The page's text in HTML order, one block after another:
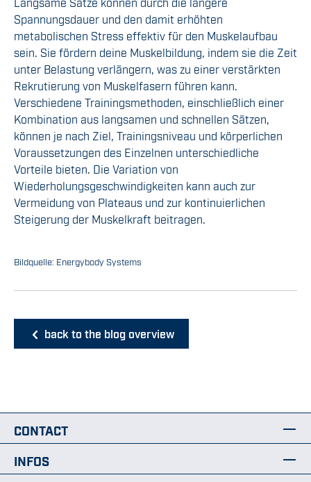
Spannungsdauer und den damit erhöhten
metabolischen Stress effektiv für den Muskelaufbau
sein. Sie fördern deine Muskelbildung, indem sie die Zeit
unter Belastung verlängern, was zu einer verstärkten
Rekrutierung von Muskelfasern führen kann.
Verschiedene Trainingsmethoden, einschließlich einer
Kombination aus langsamen und schnellen Sätzen,
können je nach Ziel, Trainingsniveau und körperlichen
Voraussetzungen des Einzelnen unterschiedliche
Vorteile bieten. Die Variation von
Wiederholungsgeschwindigkeiten kann auch zur
Vermeidung von Plateaus und zur kontinuierlichen
Steigerung der Muskelkraft beitragen.
Bildquelle: Energybody Systems
back to the blog overview
CONTACT
INFOS